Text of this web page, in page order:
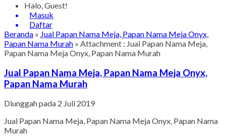
Halo, Guest!
Masuk
Daftar
Beranda » Jual Papan Nama Meja, Papan Nama Meja Onyx,
Papan Nama Murah » Attachment : Jual Papan Nama Meja,
Papan Nama Meja Onyx, Papan Nama Murah
Jual Papan Nama Meja, Papan Nama Meja Onyx,
Papan Nama Murah
Diunggah pada 2 Juli 2019
Jual Papan Nama Meja, Papan Nama Meja Onyx, Papan Nama
Murah